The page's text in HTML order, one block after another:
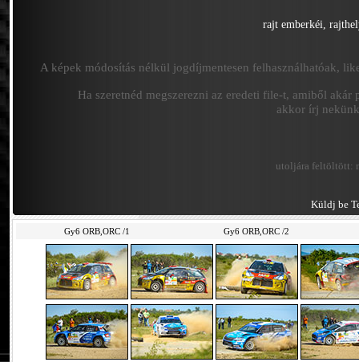
rajt emberkéi,
A képek módosítás nélkül jogdíjmentesen felhasználhatóak,
Ha szeretnéd megszerezni az eredeti file-t, amiből akár
akkor írj
utoljára feltöltött:
Küldj be
Gy6 ORB,ORC /1 Gy6 ORB,ORC /2